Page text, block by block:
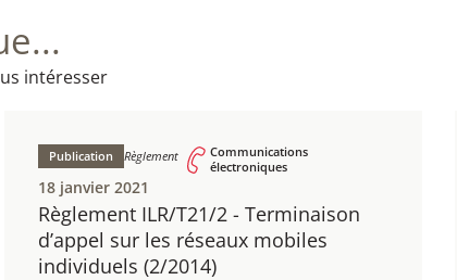
intéresser
Règlement ILR/T21/2 - ​Terminaison
d’appel sur les réseaux mobiles
individuels ​(2/2014)
Publication Règlement
Communications
électroniques
18 janvier 2021